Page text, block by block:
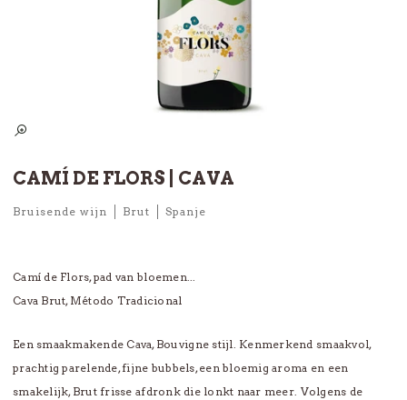
CAMÍ DE FLORS | CAVA
Bruisende wijn Brut Spanje
Camí de Flors, pad van bloemen...
Cava Brut, Método Tradicional
Een smaakmakende Cava, Bouvigne stijl. Kenmerkend smaakvol,
prachtig parelende, fijne bubbels, een bloemig aroma en een
smakelijk, Brut frisse afdronk die lonkt naar meer. Volgens de